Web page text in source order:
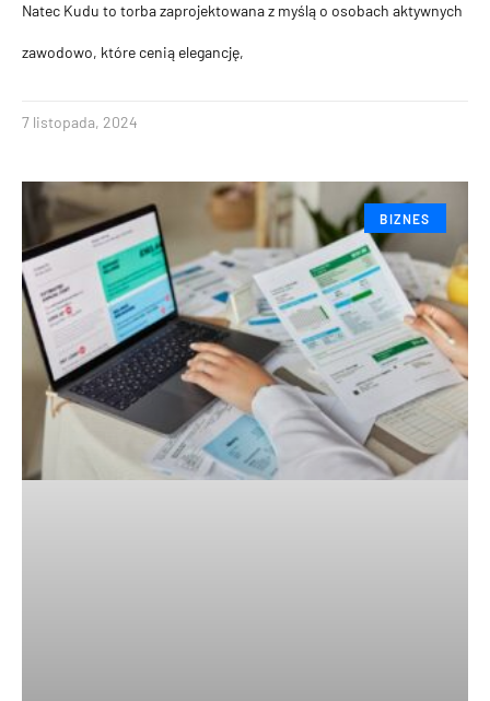
Natec Kudu to torba zaprojektowana z myślą o osobach aktywnych
zawodowo, które cenią elegancję,
7 listopada, 2024
BIZNES